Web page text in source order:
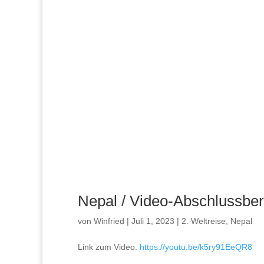
Nepal / Video-
von Winfried | Juli 1, 2023 | 2. Weltreise Nepal
Link zum Video: https://youtu.be/k5ry91EeQR8